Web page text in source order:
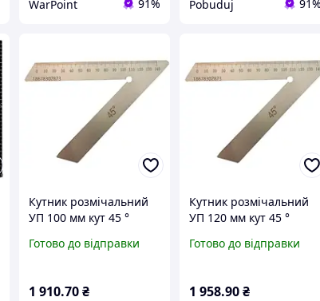
WarPoint 91% Pobuduj 91%
Кутник розмічальний
УП 100 мм кут 45 °
Готово до відправки
1 910.70₴
Кутник розмічальний
УП 120 мм кут 45 °
Готово до відправки
1 958.90₴